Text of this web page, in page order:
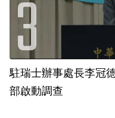
駐瑞士辦事處長李冠
部啟動調查